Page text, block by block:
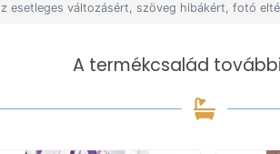
esetleges változásért, szöveg hibákért, fotó
A termékcsalád